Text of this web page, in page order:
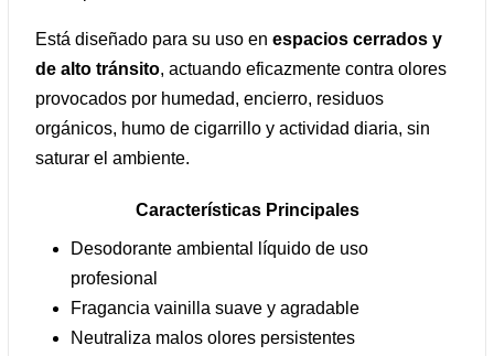
Está diseñado para su uso en espacios cerrados y
de alto tránsito, actuando eficazmente contra olores
provocados por humedad, encierro, residuos
orgánicos, humo de cigarrillo y actividad diaria, sin
saturar el ambiente.
Características Principales
Desodorante ambiental líquido de uso
profesional
Fragancia vainilla suave y agradable
Neutraliza malos olores persistentes